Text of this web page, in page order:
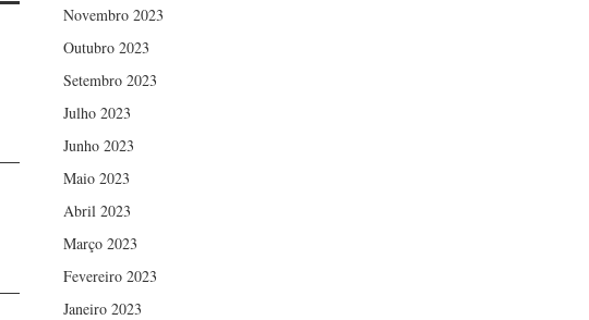
Novembro 2023
Outubro 2023
Setembro 2023
Julho 2023
Junho 2023
Maio 2023
Abril 2023
Março 2023
Fevereiro 2023
Janeiro 2023